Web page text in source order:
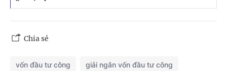
Chia sẻ
vốn đầu tư công giải ngân vốn đầu tư công